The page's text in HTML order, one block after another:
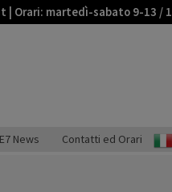
| Orari: martedì-sabato 9-13 /
E7 News Contatti ed Orari